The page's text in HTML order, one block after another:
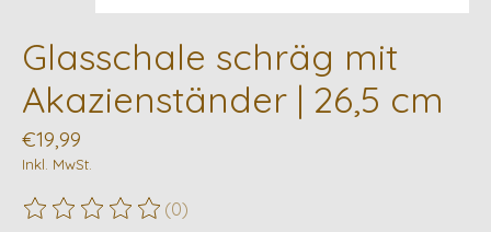
Glasschale schräg mit
Akazienständer | 26,5 cm
€19,99
Inkl. MwSt.
Die Bewertung dieses Produkts ist
(0)